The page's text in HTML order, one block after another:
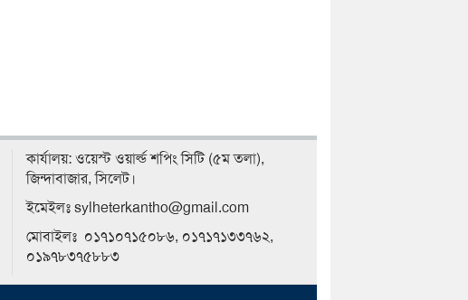
কার্যালয়: ওয়েস্ট ওয়ার্ল্ড শপিং সিটি (৫ম তলা),
জিন্দাবাজার, সিলেট।
ইমেইলঃ sylheterkantho@gmail.com
মোবাইলঃ ০১৭১০৭১৫০৮৬, ০১৭১৭১৩৩৭৬২,
০১৯৭৮৩৭৫৮৮৩